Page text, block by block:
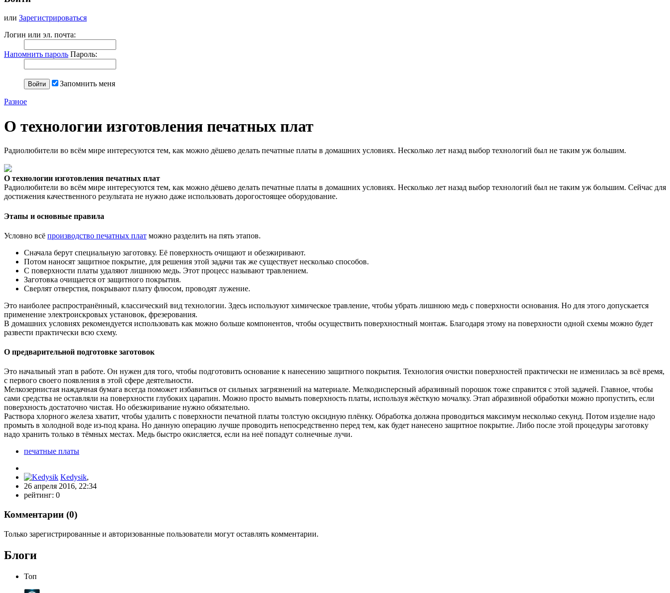
или Зарегистрироваться
Логин или эл. почта:
Напомнить пароль Пароль:
Запомнить меня
Разное
О технологии изготовления печатных плат
Радиолюбители во всём мире интересуются тем, как можно дёшево делать печатные платы в домашних условиях. Несколько лет назад выбор технологий был не таким уж большим.
О технологии изготовления печатных плат
Радиолюбители во всём мире интересуются тем, как можно дёшево делать печатные платы в домашних условиях. Несколько лет назад выбор технологий был не таким уж большим. Сейчас для
достижения качественного результата не нужно даже использовать дорогостоящее оборудование.
Этапы и основные правила
Условно всё производство печатных плат можно разделить на пять этапов.
Сначала берут специальную заготовку. Её поверхность очищают и обезжиривают.
Потом наносят защитное покрытие, для решения этой задачи так же существует несколько способов.
С поверхности платы удаляют лишнюю медь. Этот процесс называют травлением.
Заготовка очищается от защитного покрытия.
Сверлят отверстия, покрывают плату флюсом, проводят лужение.
Это наиболее распространённый, классический вид технологии. Здесь используют химическое травление, чтобы убрать лишнюю медь с поверхности основания. Но для этого допускается
применение электроискровых установок, фрезерования.
В домашних условиях рекомендуется использовать как можно больше компонентов, чтобы осуществить поверхностный монтаж. Благодаря этому на поверхности одной схемы можно будет
развести практически всю схему.
О предварительной подготовке заготовок
Это начальный этап в работе. Он нужен для того, чтобы подготовить основание к нанесению защитного покрытия. Технология очистки поверхностей практически не изменилась за всё время,
с первого своего появления в этой сфере деятельности.
Мелкозернистая наждачная бумага всегда поможет избавиться от сильных загрязнений на материале. Мелкодисперсный абразивный порошок тоже справится с этой задачей. Главное, чтобы
сами средства не оставляли на поверхности глубоких царапин. Можно просто вымыть поверхность платы, используя жёсткую мочалку. Этап абразивной обработки можно пропустить, если
поверхность достаточно чистая. Но обезжиривание нужно обязательно.
Раствора хлорного железа хватит, чтобы удалить с поверхности печатной платы толстую оксидную плёнку. Обработка должна проводиться максимум несколько секунд. Потом изделие надо
промыть в холодной воде из-под крана. Но данную операцию лучше проводить непосредственно перед тем, как будет нанесено защитное покрытие. Либо после этой процедуры заготовку
надо хранить только в тёмных местах. Медь быстро окисляется, если на неё попадут солнечные лучи.
печатные платы
Kedysik,
26 апреля 2016, 22:34
рейтинг: 0
Комментарии (0)
Только зарегистрированные и авторизованные пользователи могут оставлять комментарии.
Блоги
Топ